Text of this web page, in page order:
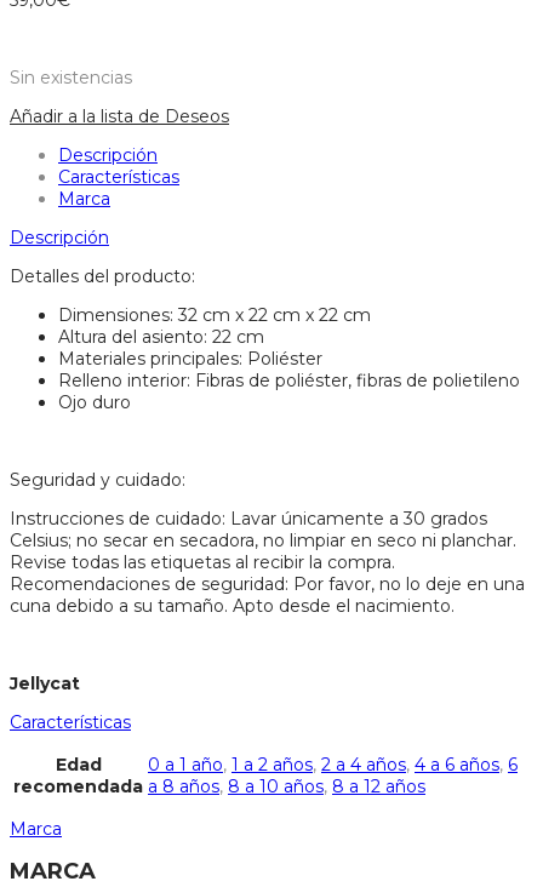
Sin existencias
Añadir a la lista de Deseos
Descripción
Características
Marca
Descripción
Detalles del producto:
Dimensiones: 32 cm x 22 cm x 22 cm
Altura del asiento: 22 cm
Materiales principales: Poliéster
Relleno interior: Fibras de poliéster, fibras de polietileno
Ojo duro
Seguridad y cuidado:
Instrucciones de cuidado: Lavar únicamente a 30 grados
Celsius; no secar en secadora, no limpiar en seco ni planchar.
Revise todas las etiquetas al recibir la compra.
Recomendaciones de seguridad: Por favor, no lo deje en una
cuna debido a su tamaño. Apto desde el nacimiento.
Jellycat
Características
Edad
recomendada
0 a 1 año, 1 a 2 años, 2 a 4 años, 4 a 6 años, 6
a 8 años, 8 a 10 años, 8 a 12 años
Marca
MARCA